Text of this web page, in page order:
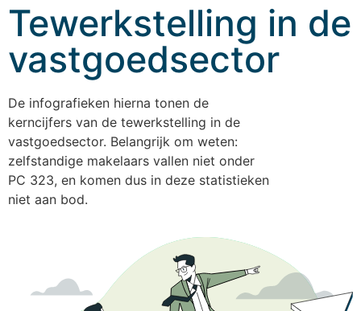
Tewerk­stelling in de
vastgoed­sector
De infografieken hierna tonen de
kerncijfers van de tewerkstelling in de
vastgoedsector. Belangrijk om weten:
zelfstandige makelaars vallen niet onder
PC 323, en komen dus in deze statistieken
niet aan bod.